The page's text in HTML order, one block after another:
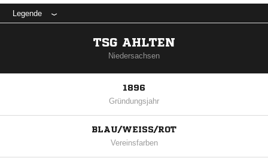
Legende
TSG AHLTEN
Niedersachsen
1896
Gründungsjahr
BLAU/WEISS/ROT
Vereinsfarben